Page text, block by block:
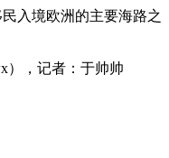
入境欧洲的主要海路之
），记者：于帅帅